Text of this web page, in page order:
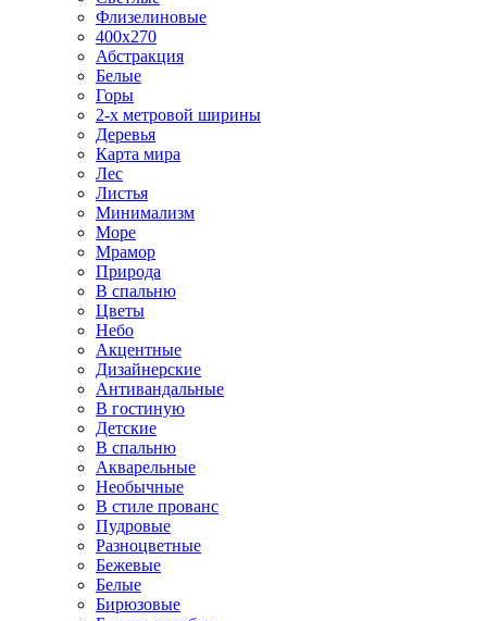
Флизелиновые
400х270
Абстракция
Белые
Горы
2-х метровой ширины
Деревья
Карта мира
Лес
Листья
Минимализм
Море
Мрамор
Природа
В спальню
Цветы
Небо
Акцентные
Дизайнерские
Антивандальные
В гостиную
Детские
В спальню
Акварельные
Необычные
В стиле прованс
Пудровые
Разноцветные
Бежевые
Белые
Бирюзовые